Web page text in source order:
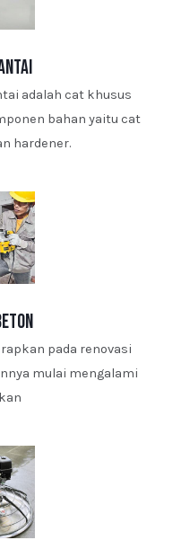
adalah cat khusus
bahan yaitu cat
hardener.
pada renovasi
mulai mengalami